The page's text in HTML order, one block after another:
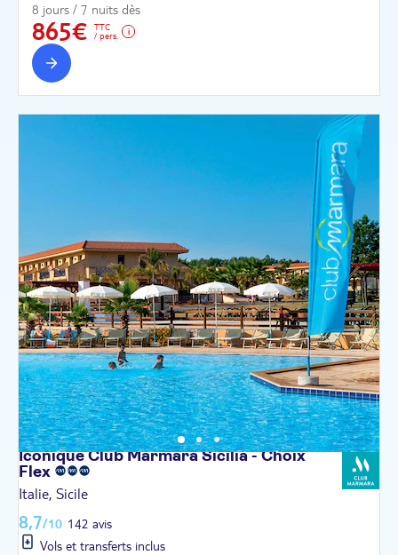
8 jours / 7 nuits dès
865€
TTC
/ pers.
Iconique Club Marmara Sicilia - Choix
Flex
Italie, Sicile
8,7/10 142 avis
Vols et transferts inclus